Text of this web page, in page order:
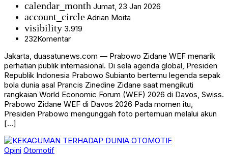
calendar_month Jumat, 23 Jan 2026
account_circle Adrian Moita
visibility 3.919
232Komentar
Jakarta, duasatunews.com — Prabowo Zidane WEF menarik
perhatian publik internasional. Di sela agenda global, Presiden
Republik Indonesia Prabowo Subianto bertemu legenda sepak
bola dunia asal Prancis Zinedine Zidane saat mengikuti
rangkaian World Economic Forum (WEF) 2026 di Davos, Swiss.
Prabowo Zidane WEF di Davos 2026 Pada momen itu,
Presiden Prabowo mengunggah foto pertemuan melalui akun
[…]
Opini Otomotif